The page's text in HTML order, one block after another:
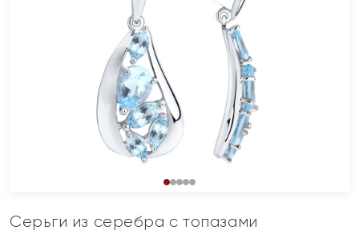
Серьги из серебра с топазами